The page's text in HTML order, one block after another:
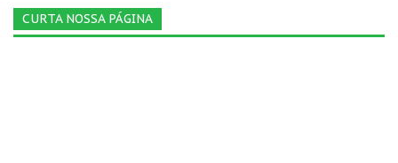
CURTA NOSSA PÁGINA